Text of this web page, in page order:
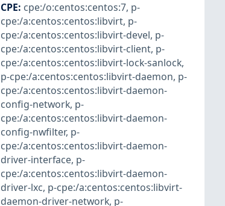
CPE: cpe:/o:centos:centos:7, p-
cpe:/a:centos:centos:libvirt, p-
cpe:/a:centos:centos:libvirt-devel, p-
cpe:/a:centos:centos:libvirt-client, p-
cpe:/a:centos:centos:libvirt-lock-sanlock,
p-cpe:/a:centos:centos:libvirt-daemon, p-
cpe:/a:centos:centos:libvirt-daemon-
config-network, p-
cpe:/a:centos:centos:libvirt-daemon-
config-nwfilter, p-
cpe:/a:centos:centos:libvirt-daemon-
driver-interface, p-
cpe:/a:centos:centos:libvirt-daemon-
driver-lxc, p-cpe:/a:centos:centos:libvirt-
daemon-driver-network, p-